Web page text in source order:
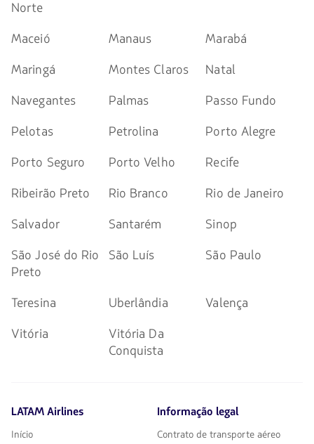
Norte
Maceió
Manaus
Marabá
Maringá
Montes Claros
Natal
Navegantes
Palmas
Passo Fundo
Pelotas
Petrolina
Porto Alegre
Porto Seguro
Porto Velho
Recife
Ribeirão Preto
Rio Branco
Rio de Janeiro
Salvador
Santarém
Sinop
São José do Rio
Preto
São Luís São Paulo
Teresina Uberlândia
Valença
Vitória
Vitória Da
Conquista
LATAM Airlines
Início
Informação legal
Contrato de transporte aéreo